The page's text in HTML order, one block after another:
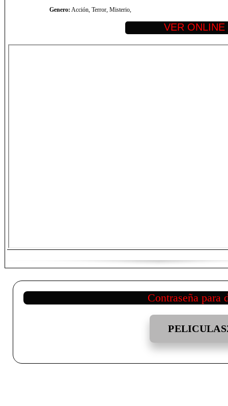
Genero: Acción, Terror, Misterio,
Contraseña para